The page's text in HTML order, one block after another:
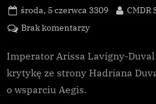
Posted
on
środa, 5 czerwca 3309 By
CMDR
Brak komentarzydo
gniew
Imperator Arissa Lavigny-Duval
krytykę ze strony Hadriana
o wsparciu Aegis.